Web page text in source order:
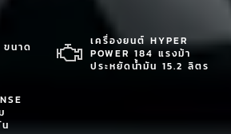
ขนาด
เครื่องยนต์ HYPER
POWER 184 แรงม้า
ประหยัดน้ำมัน 15.2 ลิตร